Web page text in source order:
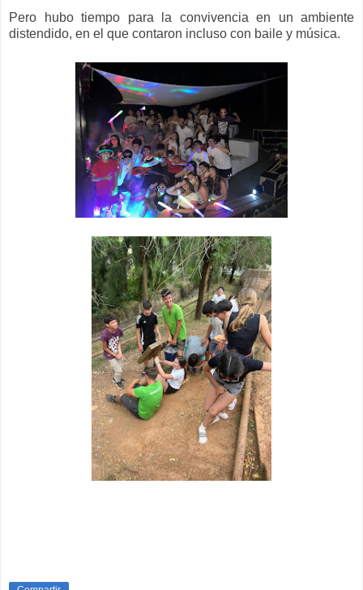
Pero hubo tiempo para la convivencia en un ambiente
distendido, en el que contaron incluso con baile y música.